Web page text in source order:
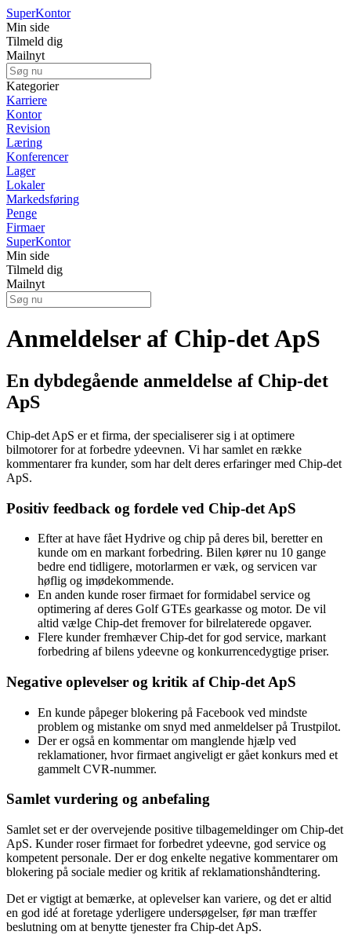
SuperKontor
Min side
Tilmeld dig
Mailnyt
Kategorier
Karriere
Kontor
Revision
Læring
Konferencer
Lager
Lokaler
Markedsføring
Penge
Firmaer
SuperKontor
Min side
Tilmeld dig
Mailnyt
Anmeldelser af Chip-det ApS
En dybdegående anmeldelse af Chip-det
ApS
Chip-det ApS er et firma, der specialiserer sig i at optimere
bilmotorer for at forbedre ydeevnen. Vi har samlet en række
kommentarer fra kunder, som har delt deres erfaringer med Chip-det
ApS.
Positiv feedback og fordele ved Chip-det ApS
Efter at have fået Hydrive og chip på deres bil, beretter en
kunde om en markant forbedring. Bilen kører nu 10 gange
bedre end tidligere, motorlarmen er væk, og servicen var
høflig og imødekommende.
En anden kunde roser firmaet for formidabel service og
optimering af deres Golf GTEs gearkasse og motor. De vil
altid vælge Chip-det fremover for bilrelaterede opgaver.
Flere kunder fremhæver Chip-det for god service, markant
forbedring af bilens ydeevne og konkurrencedygtige priser.
Negative oplevelser og kritik af Chip-det ApS
En kunde påpeger blokering på Facebook ved mindste
problem og mistanke om snyd med anmeldelser på Trustpilot.
Der er også en kommentar om manglende hjælp ved
reklamationer, hvor firmaet angiveligt er gået konkurs med et
gammelt CVR-nummer.
Samlet vurdering og anbefaling
Samlet set er der overvejende positive tilbagemeldinger om Chip-det
ApS. Kunder roser firmaet for forbedret ydeevne, god service og
kompetent personale. Der er dog enkelte negative kommentarer om
blokering på sociale medier og kritik af reklamationshåndtering.
Det er vigtigt at bemærke, at oplevelser kan variere, og det er altid
en god idé at foretage yderligere undersøgelser, før man træffer
beslutning om at benytte tjenester fra Chip-det ApS.